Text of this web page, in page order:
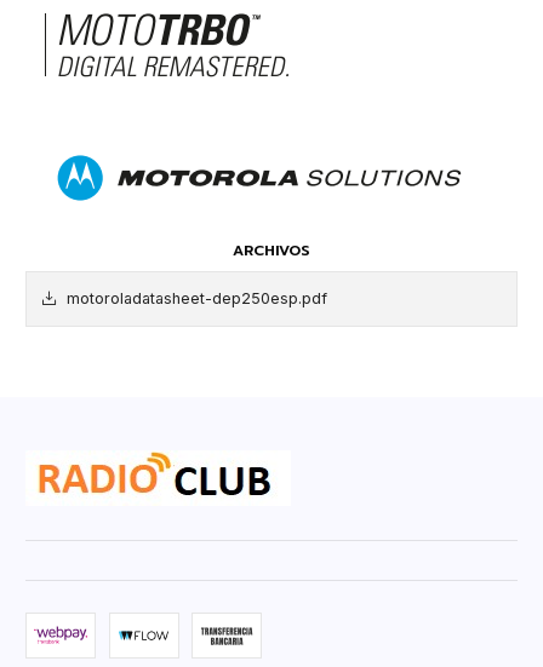
ARCHIVOS
motoroladatasheet-dep250esp.pdf